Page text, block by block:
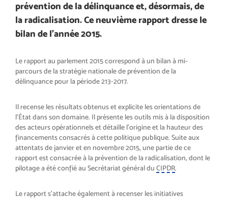
prévention de la délinquance et, désormais, de
la radicalisation. Ce neuvième rapport dresse le
bilan de l’année 2015.
Le rapport au parlement 2015 correspond à un bilan à mi-
parcours de la stratégie nationale de prévention de la
délinquance pour la période 213-2017.
Il recense les résultats obtenus et explicite les orientations de
l’État dans son domaine. Il présente les outils mis à la disposition
des acteurs opérationnels et détaille l’origine et la hauteur des
financements consacrés à cette politique publique. Suite aux
attentats de janvier et en novembre 2015, une partie de ce
rapport est consacrée à la prévention de la radicalisation, dont le
pilotage a été confié au Secrétariat général du CIPDR.
Le rapport s’attache également à recenser les initiatives